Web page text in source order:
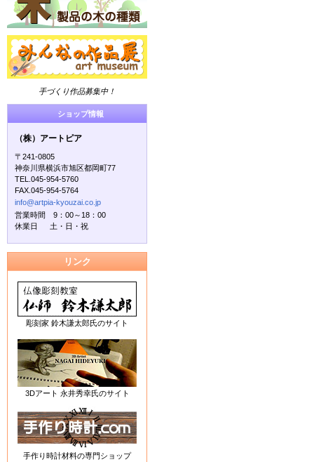
手づくり作品募集中！
ショップ情報
（株）アートピア
〒241-0805
神奈川県横浜市旭区都岡町77
TEL.045-954-5760
FAX.045-954-5764
info@artpia-kyouzai.co.jp
営業時間 9：00～18：00
休業日 土・日・祝
リンク
彫刻家 鈴木謙太郎氏のサイト
3Dアート 永井秀幸氏のサイト
手作り時計材料の専門ショップ